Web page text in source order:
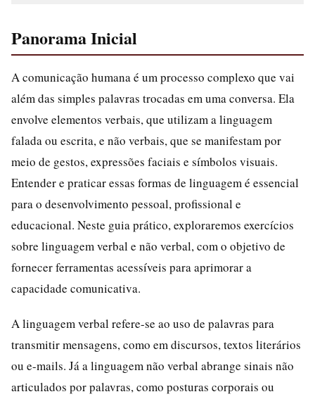
Panorama Inicial
A comunicação humana é um processo complexo que vai
além das simples palavras trocadas em uma conversa. Ela
envolve elementos verbais, que utilizam a linguagem
falada ou escrita, e não verbais, que se manifestam por
meio de gestos, expressões faciais e símbolos visuais.
Entender e praticar essas formas de linguagem é essencial
para o desenvolvimento pessoal, profissional e
educacional. Neste guia prático, exploraremos exercícios
sobre linguagem verbal e não verbal, com o objetivo de
fornecer ferramentas acessíveis para aprimorar a
capacidade comunicativa.
A linguagem verbal refere-se ao uso de palavras para
transmitir mensagens, como em discursos, textos literários
ou e-mails. Já a linguagem não verbal abrange sinais não
articulados por palavras, como posturas corporais ou